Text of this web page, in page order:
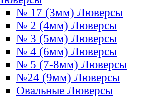
№ 17 (3мм) Люверсы
№ 2 (4мм) Люверсы
№ 3 (5мм) Люверсы
№ 4 (6мм) Люверсы
№ 5 (7-8мм) Люверсы
№24 (9мм) Люверсы
Овальные Люверсы